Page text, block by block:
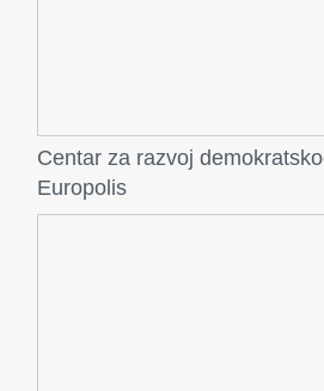
Centar za razvoj
Europolis